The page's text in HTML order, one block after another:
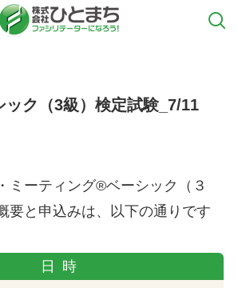
ック（3級）検定試験_7/11
ミーティング®ベーシック（３
要と申込みは、以下の通りです
日時